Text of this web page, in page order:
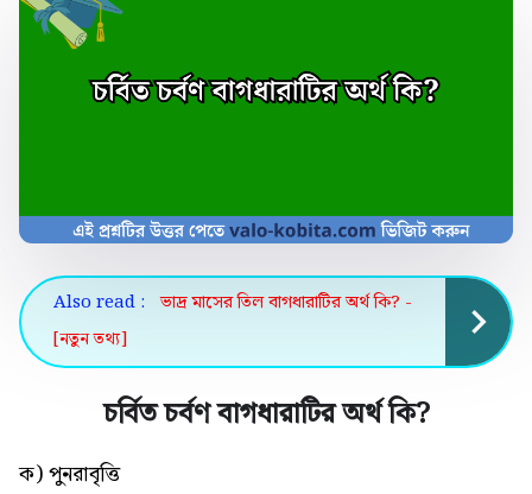
Also read : ভাদ্র মাসের তিল বাগধারাটির অর্থ কি? -
[নতুন তথ্য]
চর্বিত চর্বণ বাগধারাটির অর্থ কি?
ক) পুনরাবৃত্তি